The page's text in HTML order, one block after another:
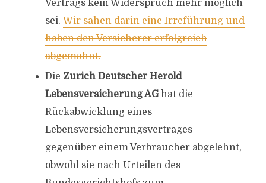
Vertrags kein Widerspruch mehr möglich
sei.Wir sahen darin eine Irreführung und
haben den Versicherer erfolgreich
abgemahnt.
Die Zurich Deutscher Herold
Lebensversicherung AGhat die
Rückabwicklung eines
Lebensversicherungsvertrages
gegenüber einem Verbraucher abgelehnt,
obwohl sie nach Urteilen des